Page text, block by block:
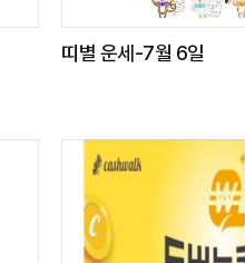
띠별 운세-7월 6일